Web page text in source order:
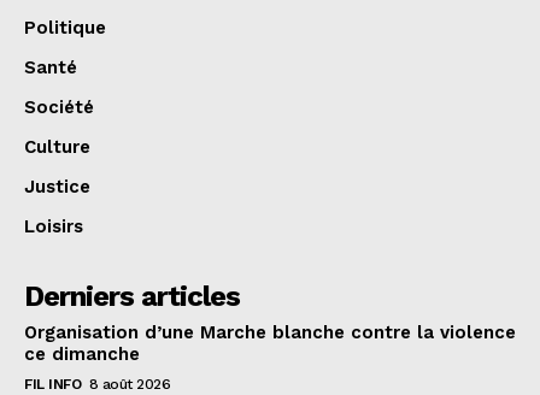
Politique
Santé
Société
Culture
Justice
Loisirs
Derniers articles
Organisation d’une Marche blanche contre la violence
ce dimanche
FIL INFO 8 août 2026